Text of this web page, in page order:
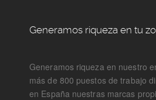
Generamos riqueza en tu
Generamos riqueza en nuestro
más de 800 puestos de trabajo
en España nuestras marcas